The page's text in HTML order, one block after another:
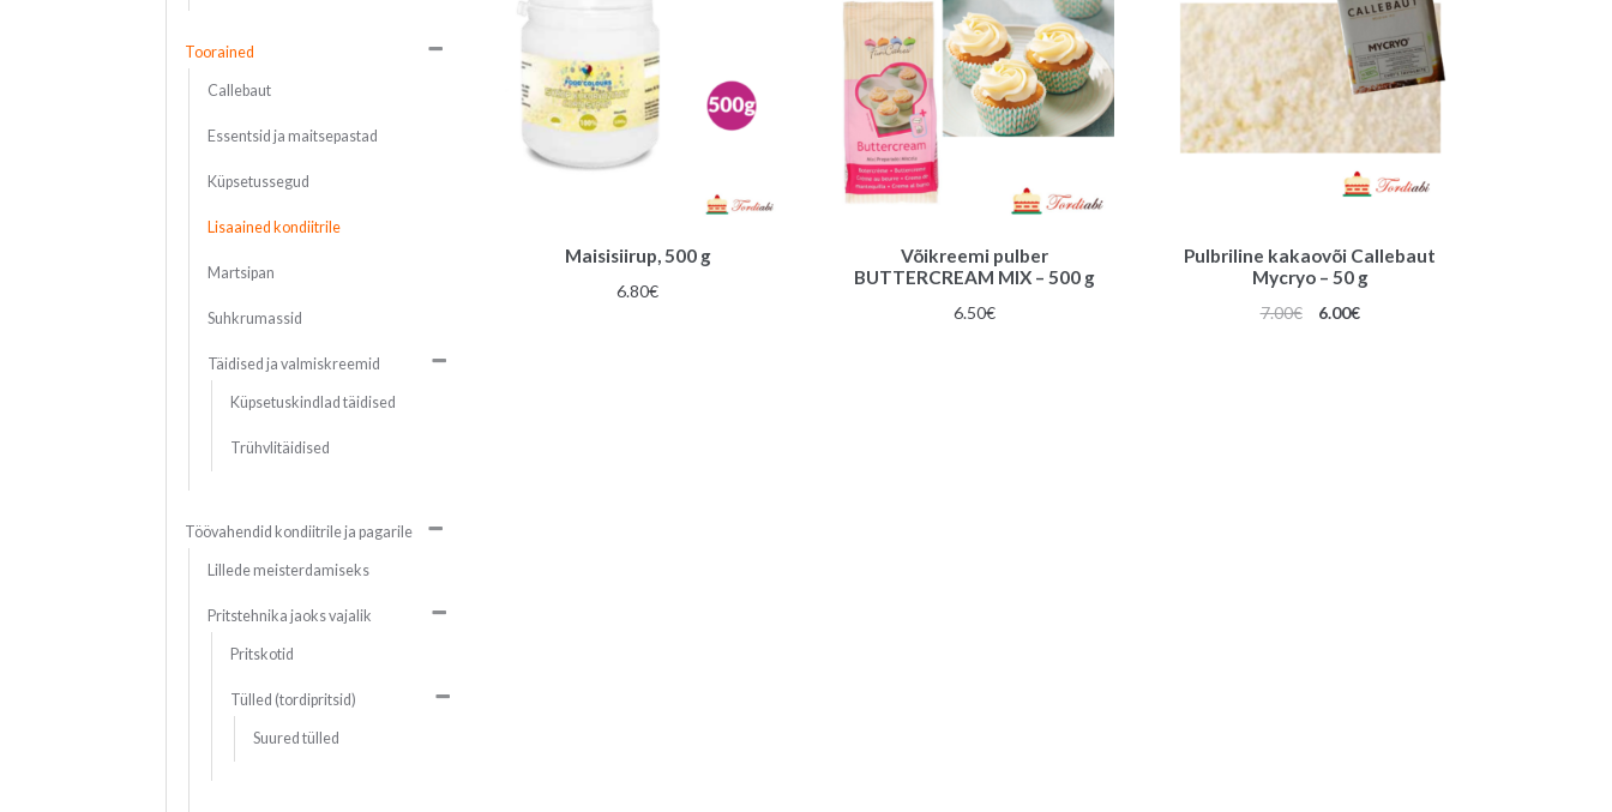
Maisisiirup, 500 g
6.80€
Võikreemi pulber
BUTTERCREAM MIX – 500 g
6.50€
Pulbriline kakaovõi Callebaut
Mycryo – 50 g
7.00€
Algne
6.00€Praegune
Toorained
Callebaut
Essentsid ja maitsepastad
Küpsetussegud
Lisaained kondiitrile
Martsipan
Suhkrumassid
Täidised ja valmiskreemid
Küpsetuskindlad täidised
Trühvlitäidised
Töövahendid kondiitrile ja pagarile
Lillede meisterdamiseks
Pritstehnika jaoks vajalik
Pritskotid
Tülled (tordipritsid)
Suured tülled